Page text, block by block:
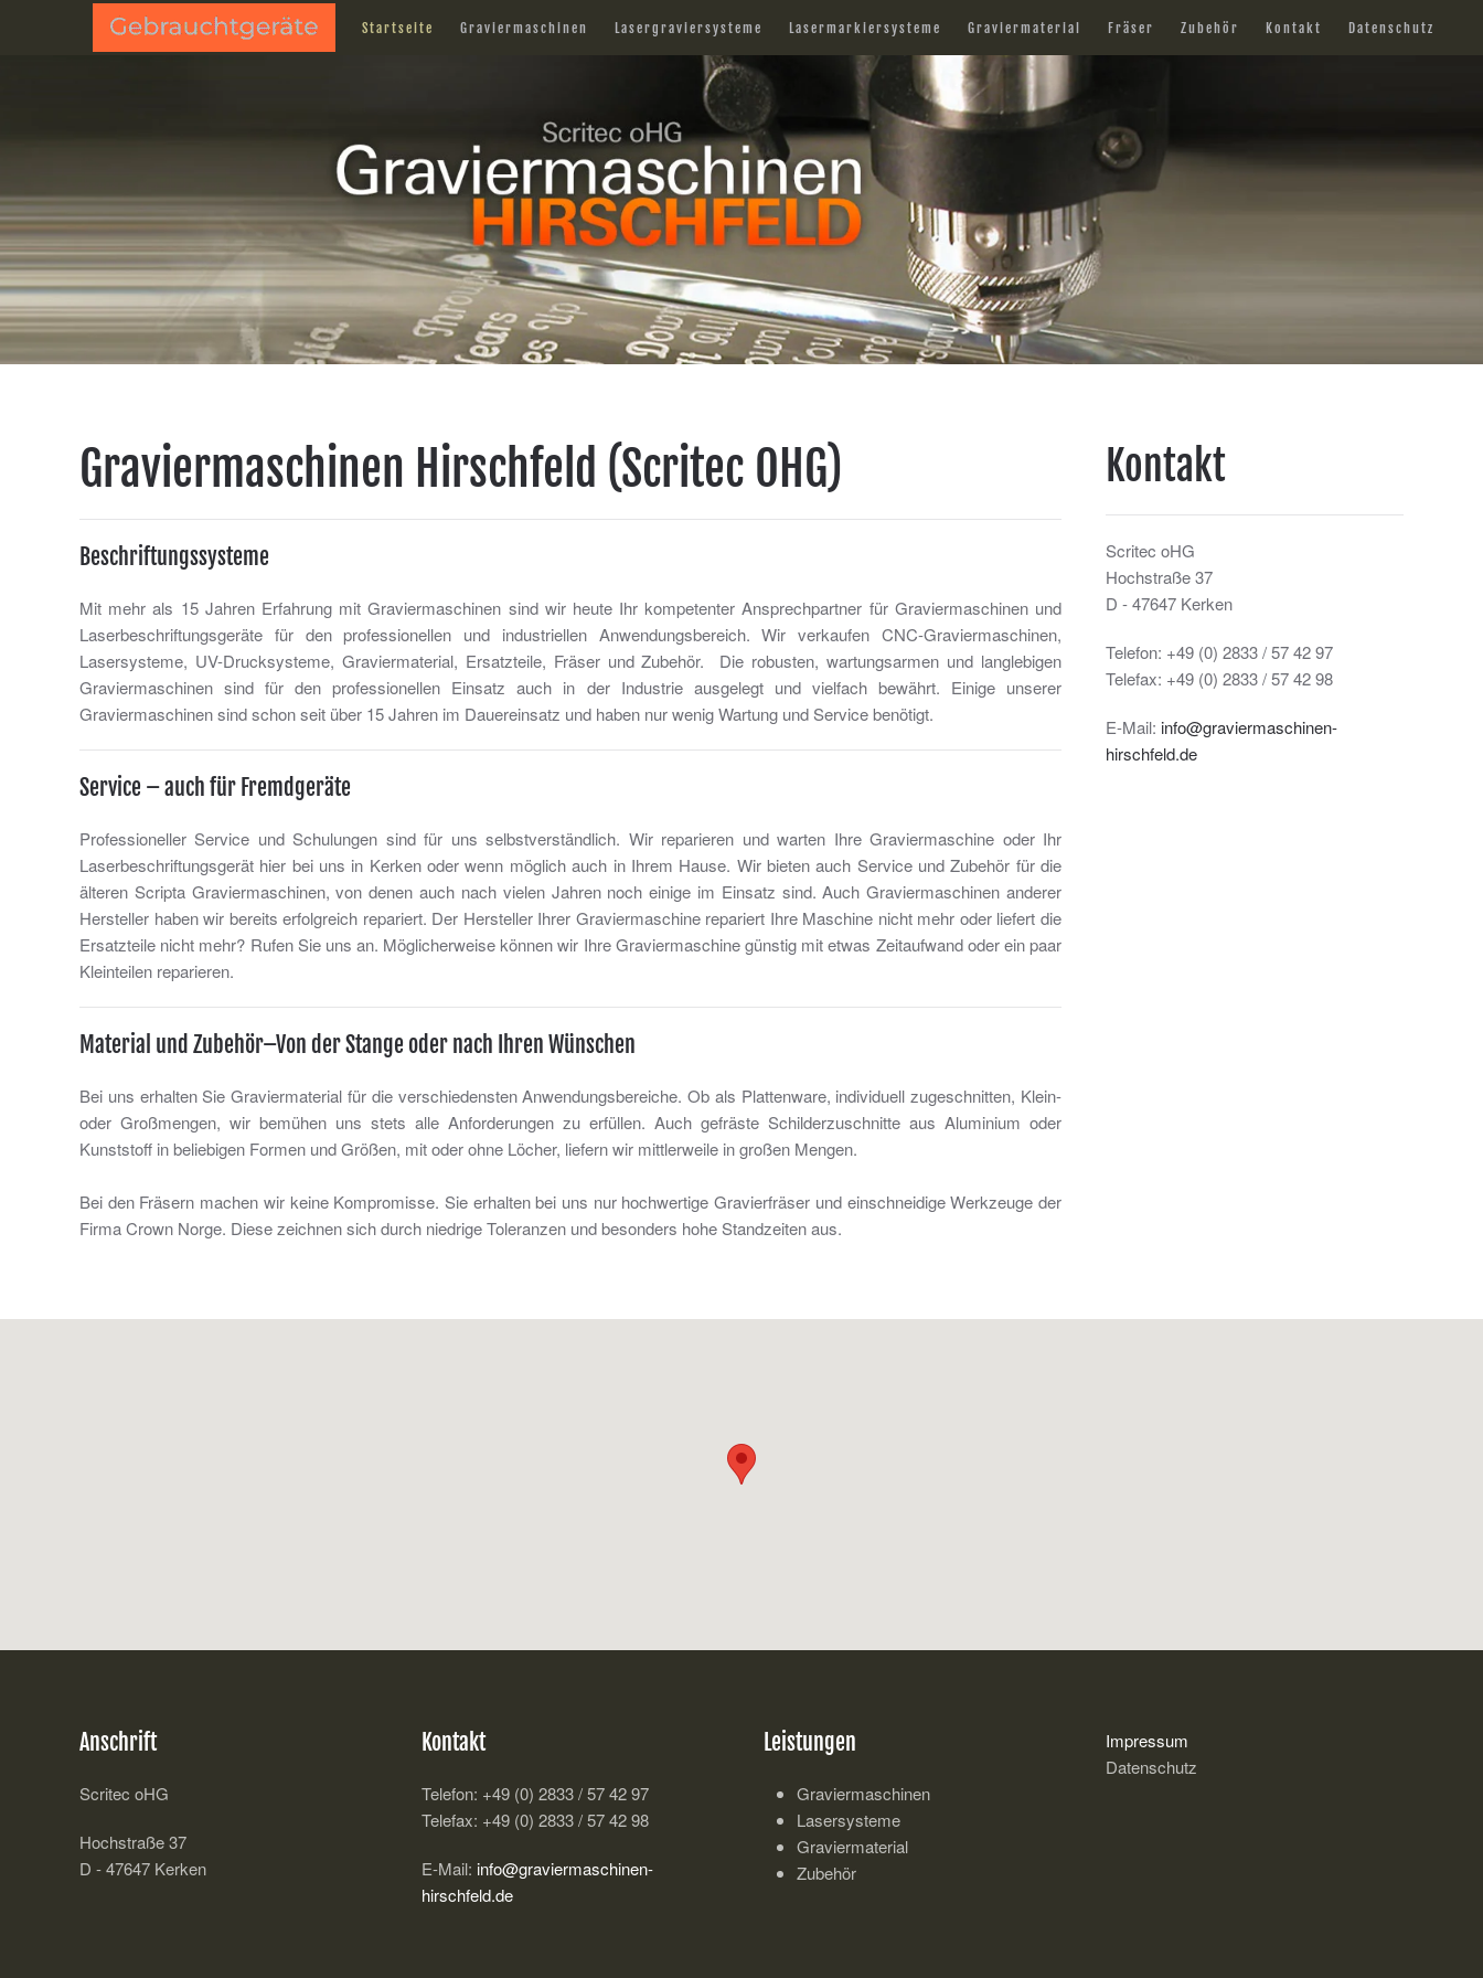
Skip to main content
Startseite Graviermaschinen Lasergraviersysteme Lasermarkiersysteme Graviermaterial Fräser Zubehör Kontakt Datenschutz
Graviermaschinen Hirschfeld (Scritec OHG)
Beschriftungssysteme
Mit mehr als 15 Jahren Erfahrung mit Graviermaschinen sind wir heute Ihr kompetenter Ansprechpartner für Graviermaschinen und
Laserbeschriftungsgeräte für den professionellen und industriellen Anwendungsbereich. Wir verkaufen CNC-Graviermaschinen,
Lasersysteme, UV-Drucksysteme, Graviermaterial, Ersatzteile, Fräser und Zubehör. Die robusten, wartungsarmen und langlebigen
Graviermaschinen sind für den professionellen Einsatz auch in der Industrie ausgelegt und vielfach bewährt. Einige unserer
Graviermaschinen sind schon seit über 15 Jahren im Dauereinsatz und haben nur wenig Wartung und Service benötigt.
Service – auch für Fremdgeräte
Professioneller Service und Schulungen sind für uns selbstverständlich. Wir reparieren und warten Ihre Graviermaschine oder Ihr
Laserbeschriftungsgerät hier bei uns in Kerken oder wenn möglich auch in Ihrem Hause. Wir bieten auch Service und Zubehör für die
älteren Scripta Graviermaschinen, von denen auch nach vielen Jahren noch einige im Einsatz sind. Auch Graviermaschinen anderer
Hersteller haben wir bereits erfolgreich repariert. Der Hersteller Ihrer Graviermaschine repariert Ihre Maschine nicht mehr oder liefert die
Ersatzteile nicht mehr? Rufen Sie uns an. Möglicherweise können wir Ihre Graviermaschine günstig mit etwas Zeitaufwand oder ein paar
Kleinteilen reparieren.
Material und Zubehör–Von der Stange oder nach Ihren Wünschen
Bei uns erhalten Sie Graviermaterial für die verschiedensten Anwendungsbereiche. Ob als Plattenware, individuell zugeschnitten, Klein-
oder Großmengen, wir bemühen uns stets alle Anforderungen zu erfüllen. Auch gefräste Schilderzuschnitte aus Aluminium oder
Kunststoff in beliebigen Formen und Größen, mit oder ohne Löcher, liefern wir mittlerweile in großen Mengen.
Bei den Fräsern machen wir keine Kompromisse. Sie erhalten bei uns nur hochwertige Gravierfräser und einschneidige Werkzeuge der
Firma Crown Norge. Diese zeichnen sich durch niedrige Toleranzen und besonders hohe Standzeiten aus.
Kontakt
Scritec oHG
Hochstraße 37
D - 47647 Kerken
Telefon: +49 (0) 2833 / 57 42 97
Telefax: +49 (0) 2833 / 57 42 98
E-Mail: info@graviermaschinen-
hirschfeld.de
Anschrift
Scritec oHG
Hochstraße 37
D - 47647 Kerken
Kontakt
Telefon: +49 (0) 2833 / 57 42 97
Telefax: +49 (0) 2833 / 57 42 98
E-Mail: info@graviermaschinen-
hirschfeld.de
Leistungen
Graviermaschinen
Lasersysteme
Graviermaterial
Zubehör
Impressum
Datenschutz